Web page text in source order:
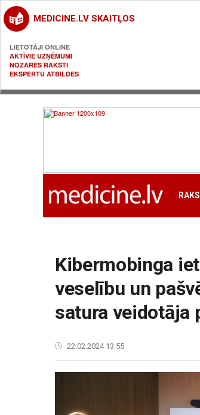
MEDICINE.LV SKAITĻOS
LIETOTĀJI ONLINE
AKTĪVIE UZŅĒMUMI
NOZARES RAKSTI
EKSPERTU ATBILDES
Kibermobinga
veselību un
satura veidotāja
22.02.2024 13:55